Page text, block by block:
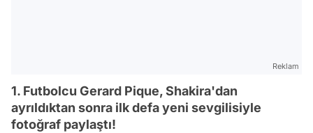
Reklam
1. Futbolcu Gerard Pique, Shakira'dan
ayrıldıktan sonra ilk defa yeni sevgilisiyle
fotoğraf paylaştı!